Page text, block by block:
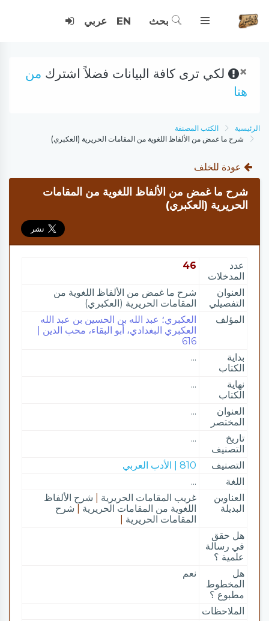
بحث EN عربي
× لكي ترى كافة البيانات فضلاً اشترك من
هنا
الرئيسية
الكتب المصنفة
شرح ما غمض من الألفاظ اللغوية من المقامات الحريرية (العكبري)
عودة للخلف
شرح ما غمض من الألفاظ اللغوية من المقامات
الحريرية (العكبري)
عدد
المدخلات
46
العنوان
التفصيلي
شرح ما غمض من الألفاظ اللغوية من
المقامات الحريرية (العكبري)
المؤلف
العكبري؛ عبد الله بن الحسين بن عبد الله
العكبري البغدادي، أبو البقاء، محب الدين |
616
بداية
الكتاب
...
نهاية
الكتاب
...
العنوان
المختصر
...
تاريخ
التصنيف
...
التصنيف
810 | الأدب العربي
اللغة
...
العناوين
البديلة
غريب المقامات الحريرية
شرح الألفاظ
اللغوية من المقامات الحريرية
شرح
المقامات الحريرية
هل حقق
في رسالة
علمية ؟
هل
المخطوط
مطبوع ؟
نعم
الملاحظات